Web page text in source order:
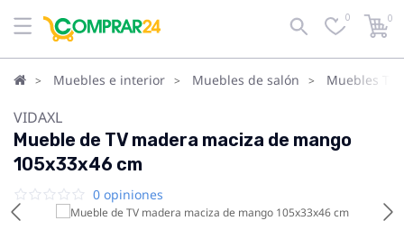
0 0
Muebles e interior Muebles de salón Muebles TV
VIDAXL
Mueble de TV madera maciza de mango
105x33x46 cm
0 opiniones